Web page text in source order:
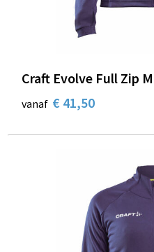
Craft Evolve Full Zip M
vanaf € 41,50